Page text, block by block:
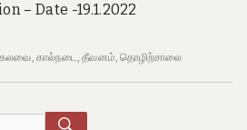
– Date -19.1.2022
கலவை, கால்நடை,தீவனம், தொழிற்சாலை